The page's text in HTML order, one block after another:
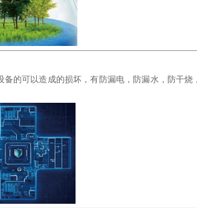
的可以造成的损坏，有防漏电，防漏水，防干烧